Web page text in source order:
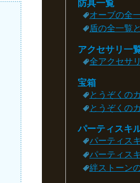
防具一覧
オーブの全
盾の全一覧
アクセサリ一
全アクセサ
宝箱
とうぞくの
とうぞくの
パーティスキ
パーティス
パーティス
絆ストーン